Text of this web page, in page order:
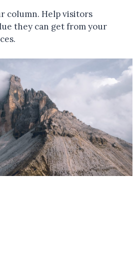
column. Help visitors
they can get from your